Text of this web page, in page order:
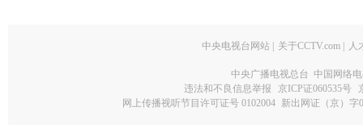
中央电视台网站 关于CCTV.com 人
中央广播电视总台 中国网络
违法和不良信息举报
京ICP证060535号
网上传播视听节目许可证号 0102004 新出网证（京）